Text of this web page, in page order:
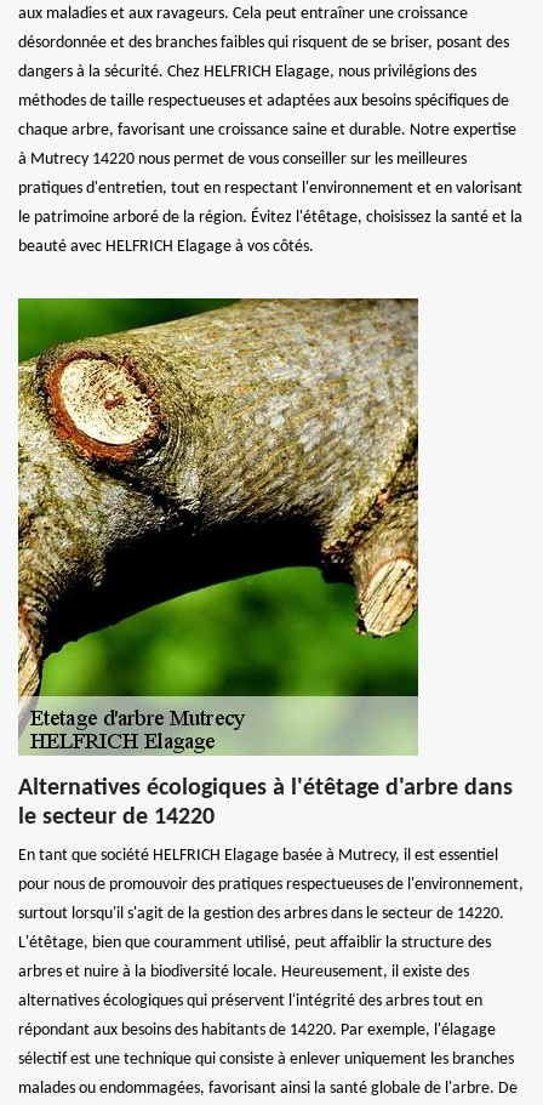
aux maladies et aux ravageurs. Cela peut entraîner une croissance
désordonnée et des branches faibles qui risquent de se briser, posant des
dangers à la sécurité. Chez HELFRICH Elagage, nous privilégions des
méthodes de taille respectueuses et adaptées aux besoins spécifiques de
chaque arbre, favorisant une croissance saine et durable. Notre expertise
à Mutrecy 14220 nous permet de vous conseiller sur les meilleures
pratiques d'entretien, tout en respectant l'environnement et en valorisant
le patrimoine arboré de la région. Évitez l'étêtage, choisissez la santé et la
beauté avec HELFRICH Elagage à vos côtés.
Alternatives écologiques à l'étêtage d'arbre dans
le secteur de 14220
En tant que société HELFRICH Elagage basée à Mutrecy, il est essentiel
pour nous de promouvoir des pratiques respectueuses de l'environnement,
surtout lorsqu'il s'agit de la gestion des arbres dans le secteur de 14220.
L'étêtage, bien que couramment utilisé, peut affaiblir la structure des
arbres et nuire à la biodiversité locale. Heureusement, il existe des
alternatives écologiques qui préservent l'intégrité des arbres tout en
répondant aux besoins des habitants de 14220. Par exemple, l'élagage
sélectif est une technique qui consiste à enlever uniquement les branches
malades ou endommagées, favorisant ainsi la santé globale de l'arbre. De